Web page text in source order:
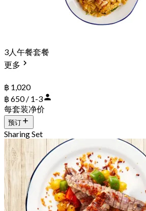
3人午餐套餐
更多
฿ 1,020
฿ 650 / 1-3
每套装净价
预订
Sharing Set